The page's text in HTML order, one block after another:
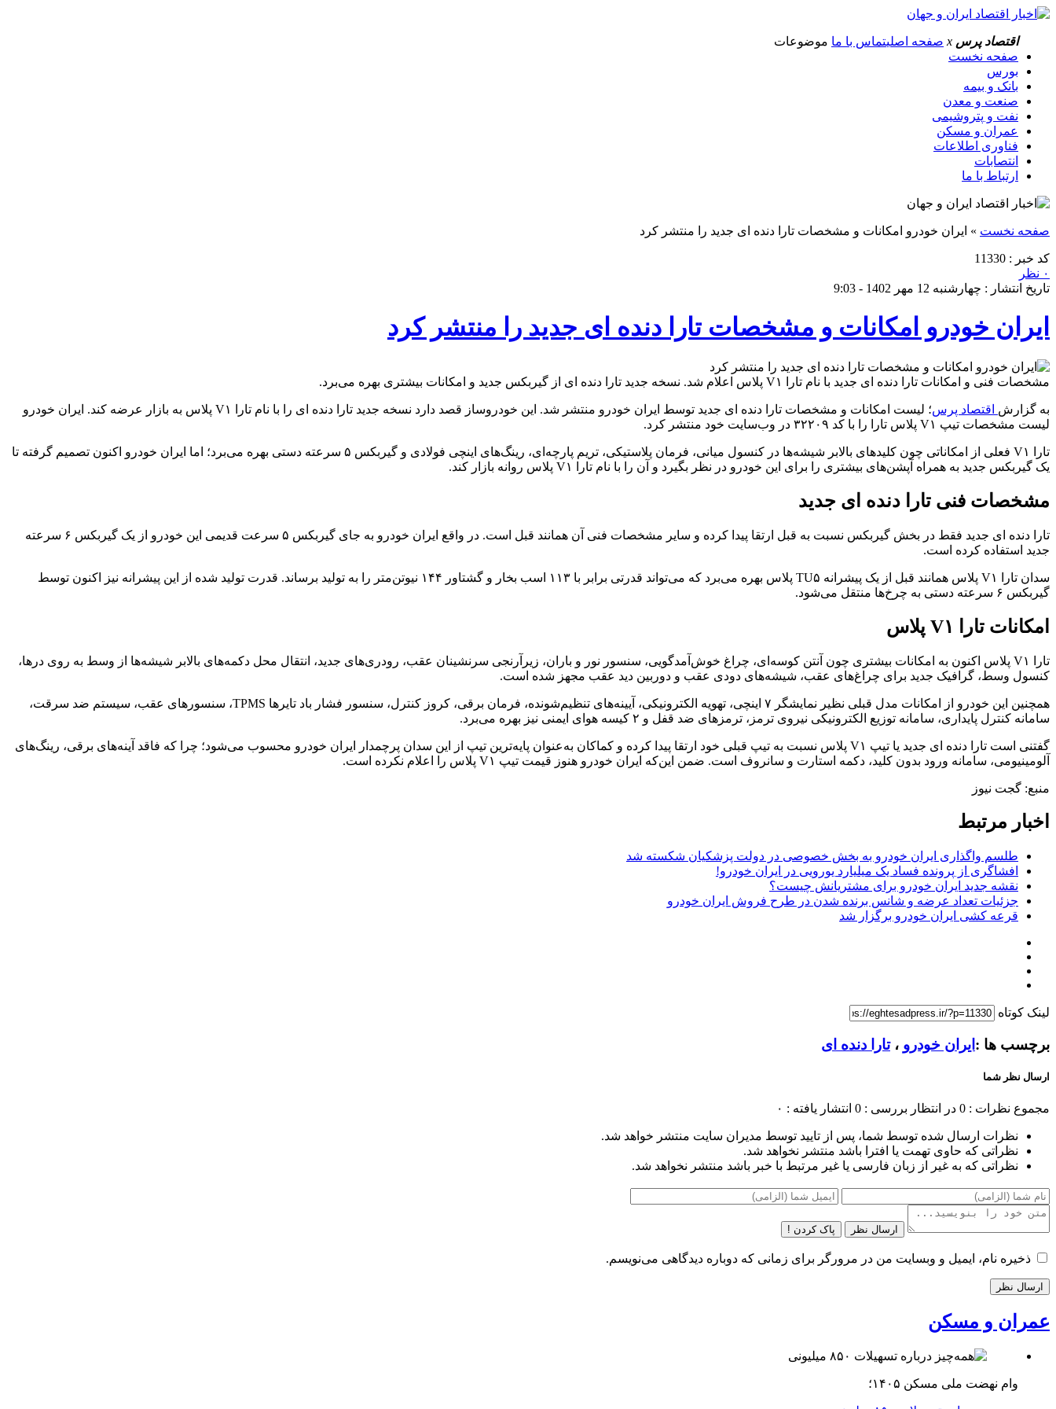
اقتصاد پرس x صفحه اصلیتماس با ما موضوعات
صفحه نخست
بورس
بانک و بیمه
صنعت و معدن
نفت و پتروشیمی
عمران و مسکن
فناوری اطلاعات
انتصابات
ارتباط با ما
صفحه نخست » ایران خودرو امکانات و مشخصات تارا دنده ای جدید را منتشر کرد
کد خبر : 11330
۰ نظر
تاریخ انتشار : چهارشنبه 12 مهر 1402 - 9:03
ایران خودرو امکانات و مشخصات تارا دنده ای جدید را منتشر کرد
مشخصات فنی و امکانات تارا دنده ‌ای جدید با نام تارا V۱ پلاس اعلام شد. نسخه جدید تارا دنده ای از گیربکس جدید و امکانات بیشتری بهره می‌برد.
به گزارش اقتصاد پرس
؛ لیست امکانات و مشخصات تارا دنده ای جدید توسط ایران خودرو منتشر شد. این خودروساز قصد دارد نسخه جدید تارا دنده ای را با نام تارا V۱ پلاس به بازار عرضه کند. ایران خودرو
لیست مشخصات تیپ V۱ پلاس تارا را با کد ۳۲۲۰۹ در وب‌سایت خود منتشر کرد.
تارا V۱ فعلی از امکاناتی چون کلیدهای بالابر شیشه‌ها در کنسول میانی، فرمان پلاستیکی، تریم پارچه‌ای، رینگ‌های اینچی فولادی و گیربکس ۵ سرعته دستی بهره می‌برد؛ اما ایران خودرو اکنون تصمیم گرفته تا
یک گیربکس جدید به همراه آپشن‌های بیشتری را برای این خودرو در نظر بگیرد و آن را با نام تارا V۱ پلاس روانه بازار کند.
مشخصات فنی تارا دنده ‌ای جدید
تارا دنده ‌ای جدید فقط در بخش گیربکس نسبت به قبل ارتقا پیدا کرده و سایر مشخصات فنی آن همانند قبل است. در واقع ایران خودرو به جای گیربکس ۵ سرعت قدیمی این خودرو از یک گیربکس ۶ سرعته
جدید استفاده کرده است.
سدان تارا V۱ پلاس همانند قبل از یک پیشرانه TU۵ پلاس بهره می‌برد که می‌تواند قدرتی برابر با ۱۱۳ اسب بخار و گشتاور ۱۴۴ نیوتن‌متر را به تولید برساند. قدرت تولید شده از این پیشرانه نیز اکنون توسط
گیربکس ۶ سرعته دستی به چرخ‌ها منتقل می‌شود.
امکانات تارا V۱ پلاس
تارا V۱ پلاس اکنون به امکانات بیشتری چون آنتن کوسه‌ای، چراغ خوش‌آمدگویی، سنسور نور و باران، زیرآرنجی سرنشینان عقب، رودری‌های جدید، انتقال محل دکمه‌های بالابر شیشه‌ها از وسط به روی درها،
کنسول وسط، گرافیک جدید برای چراغ‌های عقب، شیشه‌های دودی عقب و دوربین دید عقب مجهز شده است.
همچنین این خودرو از امکانات مدل قبلی نظیر نمایشگر ۷ اینچی، تهویه الکترونیکی، آیینه‌های تنظیم‌شونده، فرمان برقی، کروز کنترل، سنسور فشار باد تایرها TPMS، سنسورهای عقب، سیستم ضد سرقت،
سامانه کنترل پایداری، سامانه توزیع الکترونیکی نیروی ترمز، ترمزهای ضد قفل و ۲ کیسه هوای ایمنی نیز بهره می‌برد.
گفتنی است تارا دنده ‌ای جدید یا تیپ V۱ پلاس نسبت به تیپ قبلی خود ارتقا پیدا کرده و کماکان به‌عنوان پایه‌ترین تیپ از این سدان پرچمدار ایران خودرو محسوب می‌شود؛ چرا که فاقد آینه‌های برقی، رینگ‌های
آلومینیومی، سامانه ورود بدون کلید، دکمه استارت و سانروف است. ضمن این‌که ایران خودرو هنوز قیمت تیپ V۱ پلاس را اعلام نکرده است.
منبع: گجت نیوز
اخبار مرتبط
طلسم واگذاری ایران خودرو به بخش خصوصی در دولت ⁧پزشکیان⁩ شکسته شد
افشاگری از پرونده فساد یک میلیارد یورویی در ایران خودرو!
نقشه جدید ایران خودرو برای مشتریانش چیست؟
جزئیات تعداد عرضه و شانس برنده شدن در طرح فروش ایران خودرو
قرعه‌‌ کشی ایران‌ خودرو برگزار شد
لینک کوتاه
برچسب ها : ایران خودرو ،تارا دنده ای
ارسال نظر شما
مجموع نظرات : 0 در انتظار بررسی : 0 انتشار یافته : ۰
نظرات ارسال شده توسط شما، پس از تایید توسط مدیران سایت منتشر خواهد شد.
نظراتی که حاوی تهمت یا افترا باشد منتشر نخواهد شد.
نظراتی که به غیر از زبان فارسی یا غیر مرتبط با خبر باشد منتشر نخواهد شد.
ارسال نظر پاک کردن !
ذخیره نام، ایمیل و وبسایت من در مرورگر برای زمانی که دوباره دیدگاهی می‌نویسم.
عمران و مسکن
وام نهضت ملی مسکن ۱۴۰۵؛